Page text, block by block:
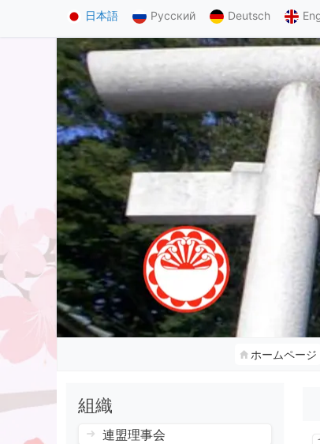
日本語 Русский Deutsch
ホームページ
組織
連盟理事会